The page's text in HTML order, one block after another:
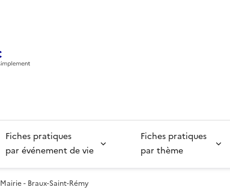
Fiches pratiques
par événement de vie
Fiches pratiques
par thème
Mairie - Braux-Saint-Rémy